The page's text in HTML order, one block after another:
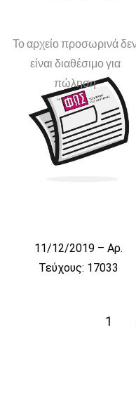
Το αρχείο προσωρινά
είναι διαθέσιμο για
πώληση
11/12/2019 – Αρ.
Τεύχους: 17033
1